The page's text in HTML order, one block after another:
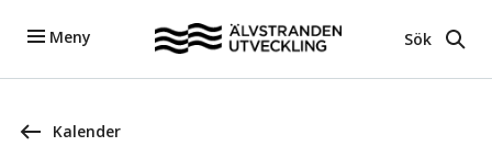
Meny Sök
Kalender